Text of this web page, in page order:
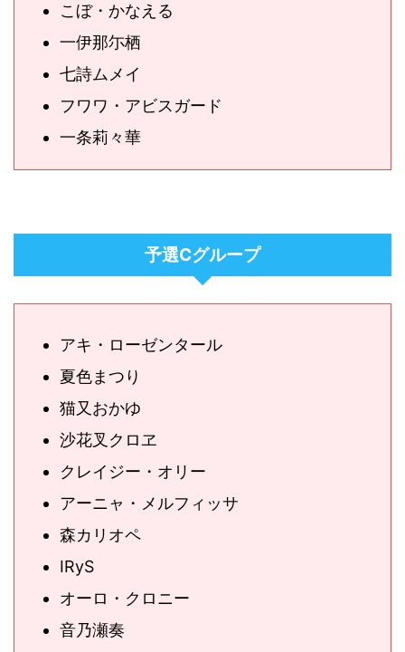
こぼ・かなえる
一伊那尓栖
七詩ムメイ
フワワ・アビスガード
一条莉々華
予選Cグループ
アキ・ローゼンタール
夏色まつり
猫又おかゆ
沙花叉クロヱ
クレイジー・オリー
アーニャ・メルフィッサ
森カリオペ
IRyS
オーロ・クロニー
音乃瀬奏